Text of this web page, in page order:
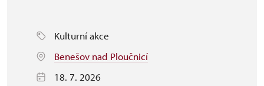
Kulturní akce
Benešov nad Ploučnicí
18. 7. 2026